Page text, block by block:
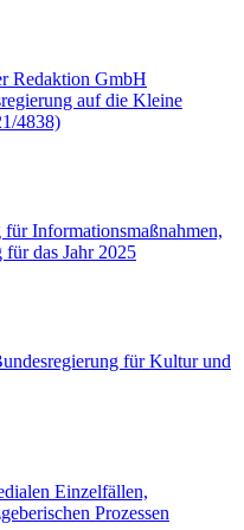
Redaktion GmbH
auf die Kleine
4838)
Informationsmaßnahmen,
das Jahr 2025
für Kultur und
Einzelfällen,
Prozessen